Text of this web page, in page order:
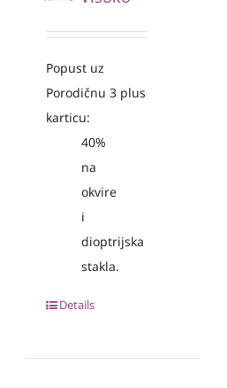
Popust uz
Porodičnu 3 plus
karticu:
40%
na
okvire
i
dioptrijska
stakla.
Details